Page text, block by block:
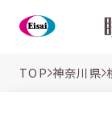
TOP 神奈川県